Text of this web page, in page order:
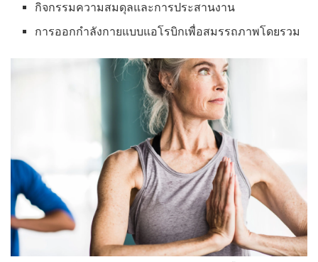
กิจกรรมความสมดุลและการประสานงาน
การออกกำลังกายแบบแอโรบิกเพื่อสมรรถภาพโดยรวม